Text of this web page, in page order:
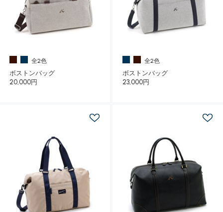
全2色
ボストンバッグ
20,000円
全2色
ボストンバッグ
23,000円